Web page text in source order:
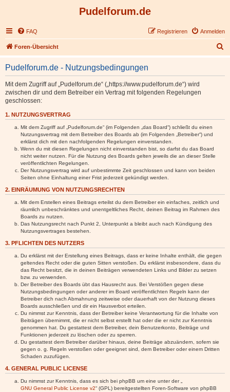
Pudelforum.de
FAQ Anmelden
Registrieren
Foren-Übersicht
u
Pudelforum.de - Nutzungsbedingungen
Mit dem Zugriff auf „Pudelforum.de“ („https://www.pudelforum.de“) wird
zwischen dir und dem Betreiber ein Vertrag mit folgenden Regelungen
geschlossen:
1. NUTZUNGSVERTRAG
Mit dem Zugriff auf „Pudelforum.de“ (im Folgenden „das Board“) schließt du einen
Nutzungsvertrag mit dem Betreiber des Boards ab (im Folgenden „Betreiber“) und
erklärst dich mit den nachfolgenden Regelungen einverstanden.
Wenn du mit diesen Regelungen nicht einverstanden bist, so darfst du das Board
nicht weiter nutzen. Für die Nutzung des Boards gelten jeweils die an dieser Stelle
veröffentlichten Regelungen.
Der Nutzungsvertrag wird auf unbestimmte Zeit geschlossen und kann von beiden
Seiten ohne Einhaltung einer Frist jederzeit gekündigt werden.
2. EINRÄUMUNG VON NUTZUNGSRECHTEN
Mit dem Erstellen eines Beitrags erteilst du dem Betreiber ein einfaches, zeitlich und
räumlich unbeschränktes und unentgeltliches Recht, deinen Beitrag im Rahmen des
Boards zu nutzen.
Das Nutzungsrecht nach Punkt 2, Unterpunkt a bleibt auch nach Kündigung des
Nutzungsvertrages bestehen.
3. PFLICHTEN DES NUTZERS
Du erklärst mit der Erstellung eines Beitrags, dass er keine Inhalte enthält, die gegen
geltendes Recht oder die guten Sitten verstoßen. Du erklärst insbesondere, dass du
das Recht besitzt, die in deinen Beiträgen verwendeten Links und Bilder zu setzen
bzw. zu verwenden.
Der Betreiber des Boards übt das Hausrecht aus. Bei Verstößen gegen diese
Nutzungsbedingungen oder anderer im Board veröffentlichten Regeln kann der
Betreiber dich nach Abmahnung zeitweise oder dauerhaft von der Nutzung dieses
Boards ausschließen und dir ein Hausverbot erteilen.
Du nimmst zur Kenntnis, dass der Betreiber keine Verantwortung für die Inhalte von
Beiträgen übernimmt, die er nicht selbst erstellt hat oder die er nicht zur Kenntnis
genommen hat. Du gestattest dem Betreiber, dein Benutzerkonto, Beiträge und
Funktionen jederzeit zu löschen oder zu sperren.
Du gestattest dem Betreiber darüber hinaus, deine Beiträge abzuändern, sofern sie
gegen o. g. Regeln verstoßen oder geeignet sind, dem Betreiber oder einem Dritten
Schaden zuzufügen.
4. GENERAL PUBLIC LICENSE
Du nimmst zur Kenntnis, dass es sich bei phpBB um eine unter der „
GNU General Public License v2“ (GPL) bereitgestellten Foren-Software von phpBB